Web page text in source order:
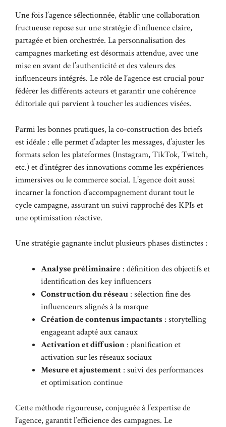
Une fois l’agence sélectionnée, établir une collaboration
fructueuse repose sur une stratégie d’influence claire,
partagée et bien orchestrée. La personnalisation des
campagnes marketing est désormais attendue, avec une
mise en avant de l’authenticité et des valeurs des
influenceurs intégrés. Le rôle de l’agence est crucial pour
fédérer les différents acteurs et garantir une cohérence
éditoriale qui parvient à toucher les audiences visées.
Parmi les bonnes pratiques, la co-construction des briefs
est idéale : elle permet d’adapter les messages, d’ajuster les
formats selon les plateformes (Instagram, TikTok, Twitch,
etc.) et d’intégrer des innovations comme les expériences
immersives ou le commerce social. L’agence doit aussi
incarner la fonction d’accompagnement durant tout le
cycle campagne, assurant un suivi rapproché des KPIs et
une optimisation réactive.
Une stratégie gagnante inclut plusieurs phases distinctes :
Analyse préliminaire : définition des objectifs et
identification des key influencers
Construction du réseau : sélection fine des
influenceurs alignés à la marque
Création de contenus impactants : storytelling
engageant adapté aux canaux
Activation et diffusion : planification et
activation sur les réseaux sociaux
Mesure et ajustement : suivi des performances
et optimisation continue
Cette méthode rigoureuse, conjuguée à l’expertise de
l’agence, garantit l’efficience des campagnes. Le